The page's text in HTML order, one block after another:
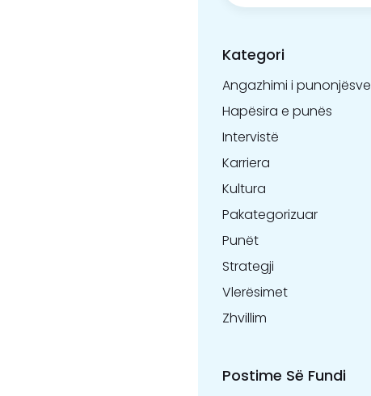
Kategori
Angazhimi i punonjësve
Hapësira e punës
Intervistë
Karriera
Kultura
Pakategorizuar
Punët
Strategji
Vlerësimet
Zhvillim
Postime Së Fundi